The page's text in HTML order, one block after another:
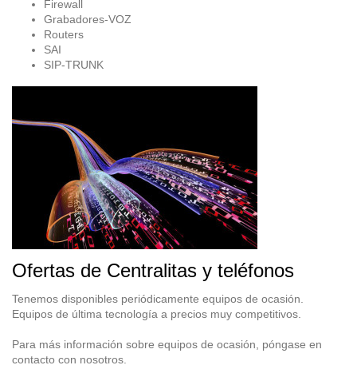
Firewall
Grabadores-VOZ
Routers
SAI
SIP-TRUNK
Ofertas de Centralitas y teléfonos
Tenemos disponibles periódicamente equipos de ocasión.
Equipos de última tecnología a precios muy competitivos.
Para más información sobre equipos de ocasión, póngase en
contacto con nosotros.